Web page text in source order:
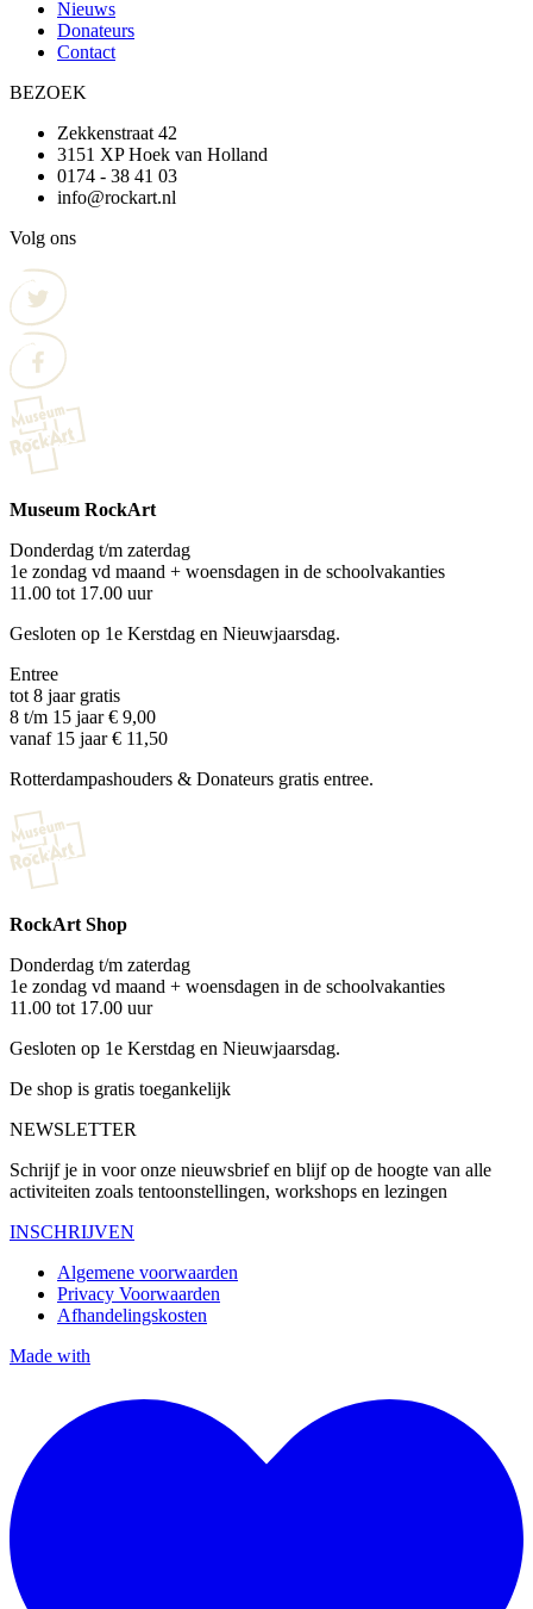
Nieuws
Donateurs
Contact
BEZOEK
Zekkenstraat 42
3151 XP Hoek van Holland
0174 - 38 41 03
info@rockart.nl
Volg ons
Museum RockArt
Donderdag t/m zaterdag
1e zondag vd maand + woensdagen in de schoolvakanties
11.00 tot 17.00 uur
Gesloten op 1e Kerstdag en Nieuwjaarsdag.
Entree
tot 8 jaar gratis
8 t/m 15 jaar € 9,00
vanaf 15 jaar € 11,50
Rotterdampashouders & Donateurs gratis entree.
RockArt Shop
Donderdag t/m zaterdag
1e zondag vd maand + woensdagen in de schoolvakanties
11.00 tot 17.00 uur
Gesloten op 1e Kerstdag en Nieuwjaarsdag.
De shop is gratis toegankelijk
NEWSLETTER
Schrijf je in voor onze nieuwsbrief en blijf op de hoogte van alle
activiteiten zoals tentoonstellingen, workshops en lezingen
INSCHRIJVEN
Algemene voorwaarden
Privacy Voorwaarden
Afhandelingskosten
Made with